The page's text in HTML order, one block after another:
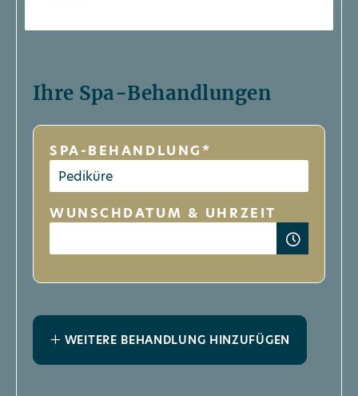
Ihre Spa-Behandlungen
SPA-BEHANDLUNG*
WUNSCHDATUM & UHRZEIT
WEITERE BEHANDLUNG HINZUFÜGEN